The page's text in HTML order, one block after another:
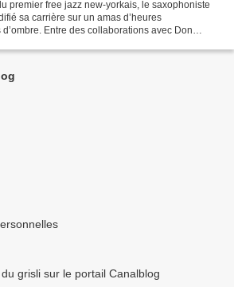
premier free jazz new-yorkais, le saxophoniste
sa carrière sur un amas d’heures
Entre des collaborations avec Don
grisli sur le portail Canalblog